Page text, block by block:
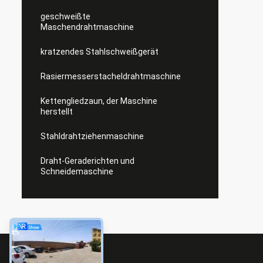
geschweißte
Maschendrahtmaschine
kratzendes Stahlschweißgerät
Rasiermesserstacheldrahtmaschine
Kettengliedzaun, der Maschine
herstellt
Stahldrahtziehenmaschine
Draht-Geraderichten und
Schneidemaschine